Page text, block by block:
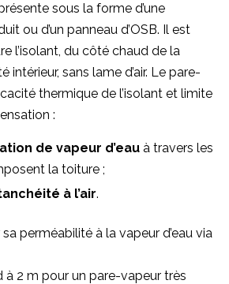
sous la forme d’une
ou d’un panneau d’OSB. Il est
l’isolant, du côté chaud de la
sans lame d’air. Le pare-
thermique de l’isolant et limite
:
de vapeur d’eau à travers les
la toiture ;
à l’air.
perméabilité à la vapeur d’eau via
à 2 m pour un pare-vapeur très